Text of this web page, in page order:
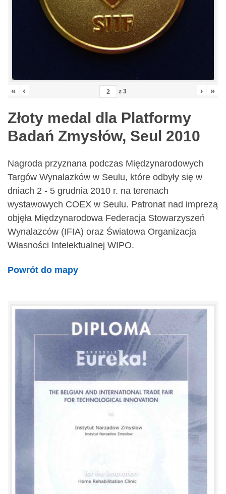
« ‹ z3 › »
Złoty medal dla Platformy
Badań Zmysłów, Seul 2010
Nagroda przyznana podczas Międzynarodowych
Targów Wynalazków w Seulu, które odbyły się w
dniach 2 - 5 grudnia 2010 r. na terenach
wystawowych COEX w Seulu. Patronat nad imprezą
objęła Międzynarodowa Federacja Stowarzyszeń
Wynalazców (IFIA) oraz Światowa Organizacja
Własności Intelektualnej WIPO.
Powrót do mapy